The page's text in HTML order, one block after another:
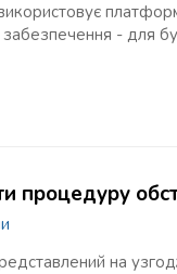
- для
процедуру
на